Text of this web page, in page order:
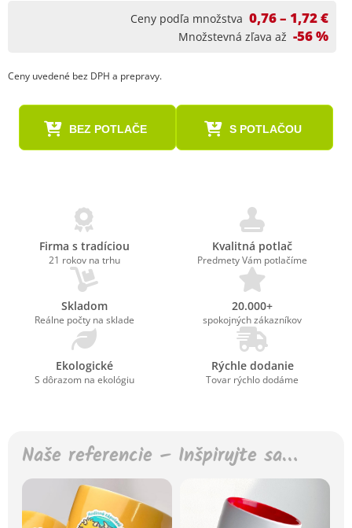
Ceny podľa množstva 0,76 – 1,72 €
Množstevná zľava až -56 %
Ceny uvedené bez DPH a prepravy.
BEZ POTLAČE S POTLAČOU
Firma s tradíciou
21 rokov na trhu
Kvalitná potlač
Predmety Vám potlačíme
Skladom
Reálne počty na sklade
20.000+
spokojných zákazníkov
Ekologické
S dôrazom na ekológiu
Rýchle dodanie
Tovar rýchlo dodáme
Naše referencie – Inšpirujte sa…